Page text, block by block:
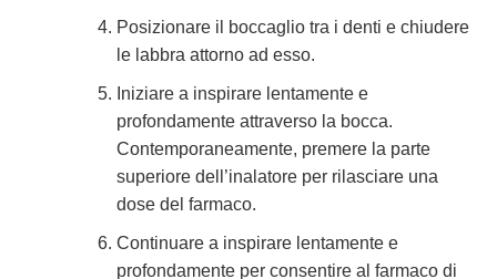
Posizionare il boccaglio tra i denti e chiudere
le labbra attorno ad esso.
Iniziare a inspirare lentamente e
profondamente attraverso la bocca.
Contemporaneamente, premere la parte
superiore dell’inalatore per rilasciare una
dose del farmaco.
Continuare a inspirare lentamente e
profondamente per consentire al farmaco di